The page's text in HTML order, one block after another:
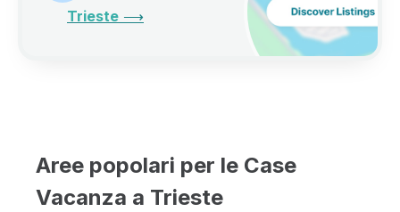
Trieste ⟶
Aree popolari per le Case
Vacanza a Trieste